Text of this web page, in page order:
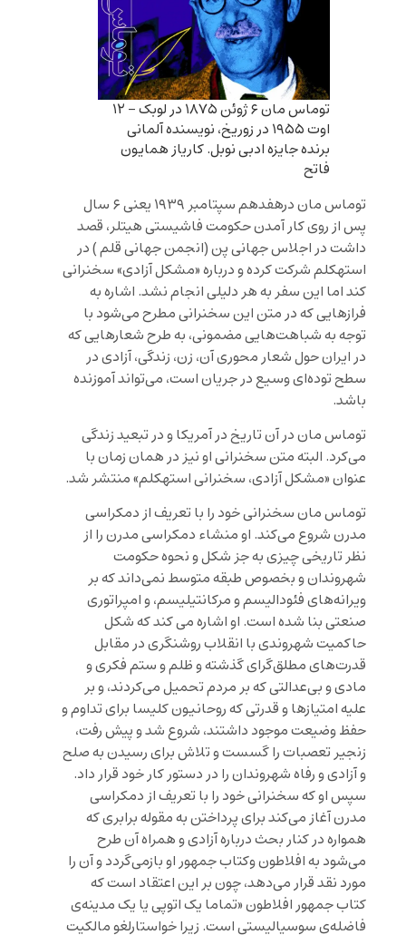
توماس مان ۶ ژوئن ۱۸۷۵ در لوبک – ۱۲
اوت ۱۹۵۵ در زوریخ، نویسنده آلمانی
برنده جایزه ادبی نوبل. کاریاز همایون
فاتح
توماس مان درهفدهم سپتامبر ۱۹۳۹ یعنی ۶ سال
پس از روی کار آمدن حکومت فاشیستی هیتلر، قصد
داشت در اجلاس جهانی پن (انجمن جهانی قلم ) در
استهکلم شرکت کرده و درباره «مشکل آزادی» سخنرانی
کند اما این سفر به هر دلیلی انجام نشد. اشاره به
فرازهایی که در متن این سخنرانی مطرح می‌شود با
توجه به شباهت‌هایی مضمونی، به طرح شعارهایی که
در ایران حول شعار محوری آن، زن، زندگی، آزادی در
سطح توده‌ای وسیع در جریان است، می‌تواند آموزنده
باشد.
توماس مان در آن تاریخ در آمریکا و در تبعید زندگی
می‌کرد. البته متن سخنرانی او نیز در همان زمان با
عنوان «مشکل آزادی، سخنرانی استهکلم» منتشر شد.
توماس مان سخنرانی خود را با تعریف از دمکراسی
مدرن شروع می‌کند. او منشاء دمکراسی مدرن را از
نظر تاریخی چیزی به جز شکل و نحوه حکومت
شهروندان و بخصوص طبقه متوسط نمی‌داند که بر
ویرانه‌های فئودالیسم و مرکانتیلیسم، و امپراتوری
صنعتی بنا شده است. او اشاره می کند که شکل
حاکمیت شهروندی با انقلاب روشنگری در مقابل
قدرت‌های مطلق‌گرای گذشته و ظلم و ستم فکری و
مادی و بی‌عدالتی که بر مردم تحمیل می‌کردند، و بر
علیه امتیازها و قدرتی که روحانیون کلیسا برای تداوم و
حفظ وضیعت موجود داشتند، شروع شد و پیش رفت،
زنجیر تعصبات را گسست و تلاش برای رسیدن به صلح
و آزادی و رفاه شهروندان را در دستور کار خود قرار داد.
سپس او که سخنرانی خود را با تعریف از دمکراسی
مدرن آغاز می‌کند برای پرداختن به مقوله برابری که
همواره در کنار بحث درباره آزادی و همراه آن طرح
می‌شود به افلاطون وکتاب جمهور او بازمی‌گردد و آن را
مورد نقد قرار می‌دهد، چون بر این اعتقاد است که
کتاب جمهور افلاطون «تماما یک اتوپی یا یک مدینه‌ی
فاضله‌ی سوسیالیستی است. زیرا خواستارلغو مالکیت